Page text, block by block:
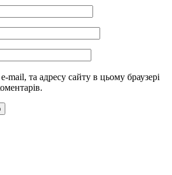
mail, та адресу сайту в цьому браузері